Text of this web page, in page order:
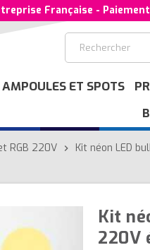
Française -
AMPOULES ET SPOTS
RGB 220V chevron_right Kit néon LED
Kit
220V